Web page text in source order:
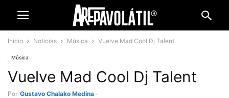
Inicio Noticias Música Vuelve Mad Cool Dj Talent
Música
Vuelve Mad Cool Dj Talent
Por Gustavo Chalako Medina -